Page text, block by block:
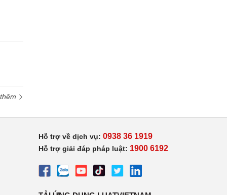
Hỗ trợ về dịch vụ: 0938 36 1919
Hỗ trợ giải đáp pháp luật: 1900 6192